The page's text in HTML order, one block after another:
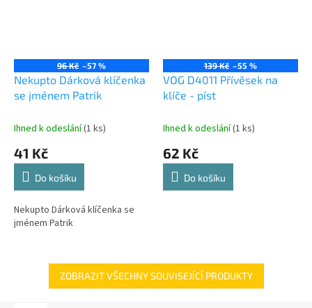
96 Kč –57 %
Nekupto Dárková klíčenka
se jménem Patrik
Ihned k odeslání(1 ks)
41 Kč
Do košíku
Nekupto Dárková klíčenka se
jménem Patrik
139 Kč –55 %
VOG D4011 Přívěsek na
klíče - píst
Ihned k odeslání(1 ks)
62 Kč
Do košíku
ZOBRAZIT VŠECHNY SOUVISEJÍCÍ PRODUKTY